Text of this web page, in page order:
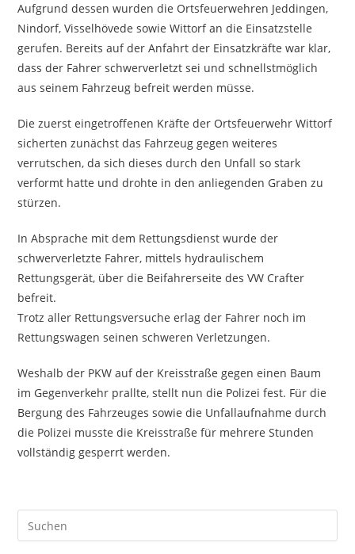
Aufgrund dessen wurden die Ortsfeuerwehren Jeddingen,
Nindorf, Visselhövede sowie Wittorf an die Einsatzstelle
gerufen. Bereits auf der Anfahrt der Einsatzkräfte war klar,
dass der Fahrer schwerverletzt sei und schnellstmöglich
aus seinem Fahrzeug befreit werden müsse.
Die zuerst eingetroffenen Kräfte der Ortsfeuerwehr Wittorf
sicherten zunächst das Fahrzeug gegen weiteres
verrutschen, da sich dieses durch den Unfall so stark
verformt hatte und drohte in den anliegenden Graben zu
stürzen.
In Absprache mit dem Rettungsdienst wurde der
schwerverletzte Fahrer, mittels hydraulischem
Rettungsgerät, über die Beifahrerseite des VW Crafter
befreit.
Trotz aller Rettungsversuche erlag der Fahrer noch im
Rettungswagen seinen schweren Verletzungen.
Weshalb der PKW auf der Kreisstraße gegen einen Baum
im Gegenverkehr prallte, stellt nun die Polizei fest. Für die
Bergung des Fahrzeuges sowie die Unfallaufnahme durch
die Polizei musste die Kreisstraße für mehrere Stunden
vollständig gesperrt werden.